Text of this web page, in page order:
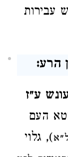
עבירות
הרע:
ע״ז
העם
), גלוי